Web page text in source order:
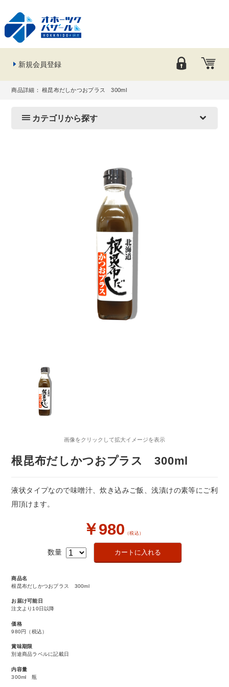
新規会員登録
商品詳細： 根昆布だしかつおプラス 300ml
カテゴリから探す
画像をクリックして拡大イメージを表示
根昆布だしかつおプラス 300ml
液状タイプなので味噌汁、炊き込みご飯、浅漬けの素等にご利
用頂けます。
￥980 （税込）
数量
商品名
根昆布だしかつおプラス 300ml
お届け可能日
注文より10日以降
価格
980円
（税込）
賞味期限
別途商品ラベルに記載日
内容量
300ml 瓶